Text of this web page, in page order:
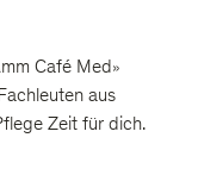
Café Med»
aus
Zeit für dich.